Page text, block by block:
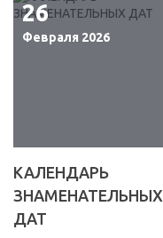
26
Февраля 2026
КАЛЕНДАРЬ
ЗНАМЕНАТЕЛЬНЫХ
ДАТ